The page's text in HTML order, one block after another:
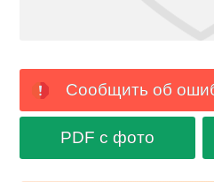
Сообщить об
PDF с фото